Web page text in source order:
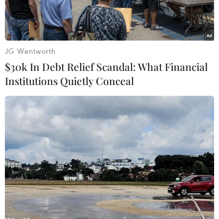
Toàn cảnh phiên họp của Hạ viện Anh ở London. (Ảnh:
AFP/TTXVN)
Với 330 phiếu thuận và 231 phiếu chống, Hạ
viện Anh ngày 9/1 đã thông qua thỏa thuận của
Thủ tướng Boris Johnson về việc đưa nước Anh
rời khỏi Liên minh châu Âu (EU), qua đó dọn
JG Wentworth
$30k In Debt Relief Scandal: What Financial
Institutions Quietly Conceal